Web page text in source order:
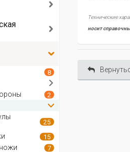
Технические
носит
8
2
25
15
7